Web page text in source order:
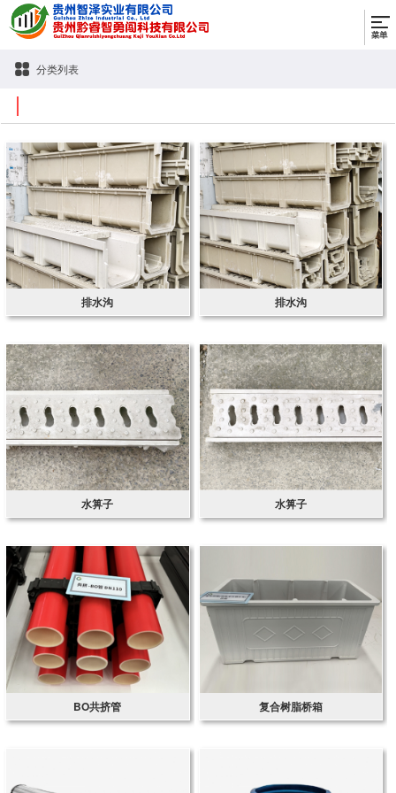
分类列表
排水沟 排水沟
水箅子 水箅子
BO共挤管 复合树脂桥箱